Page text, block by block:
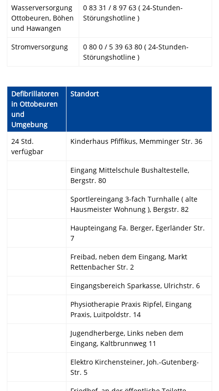
Wasserversorgung
Ottobeuren, Böhen
und Hawangen
0 83 31 / 8 97 63 ( 24-Stunden-
Störungshotline )
Stromversorgung
0 80 0 / 5 39 63 80 ( 24-Stunden-
Störungshotline )
Defibrillatoren
in Ottobeuren
und
Umgebung
Standort
24 Std.
verfügbar
Kinderhaus Pfiffikus, Memminger Str. 36
Eingang Mittelschule Bushaltestelle,
Bergstr. 80
Sportlereingang 3-fach Turnhalle ( alte
Hausmeister Wohnung ), Bergstr. 82
Haupteingang Fa. Berger, Egerländer Str.
7
Freibad, neben dem Eingang, Markt
Rettenbacher Str. 2
Eingangsbereich Sparkasse, Ulrichstr. 6
Physiotherapie Praxis Ripfel, Eingang
Praxis, Luitpoldstr. 14
Jugendherberge, Links neben dem
Eingang, Kaltbrunnweg 11
Elektro Kirchensteiner, Joh.-Gutenberg-
Str. 5